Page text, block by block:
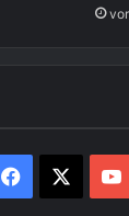
Facebook